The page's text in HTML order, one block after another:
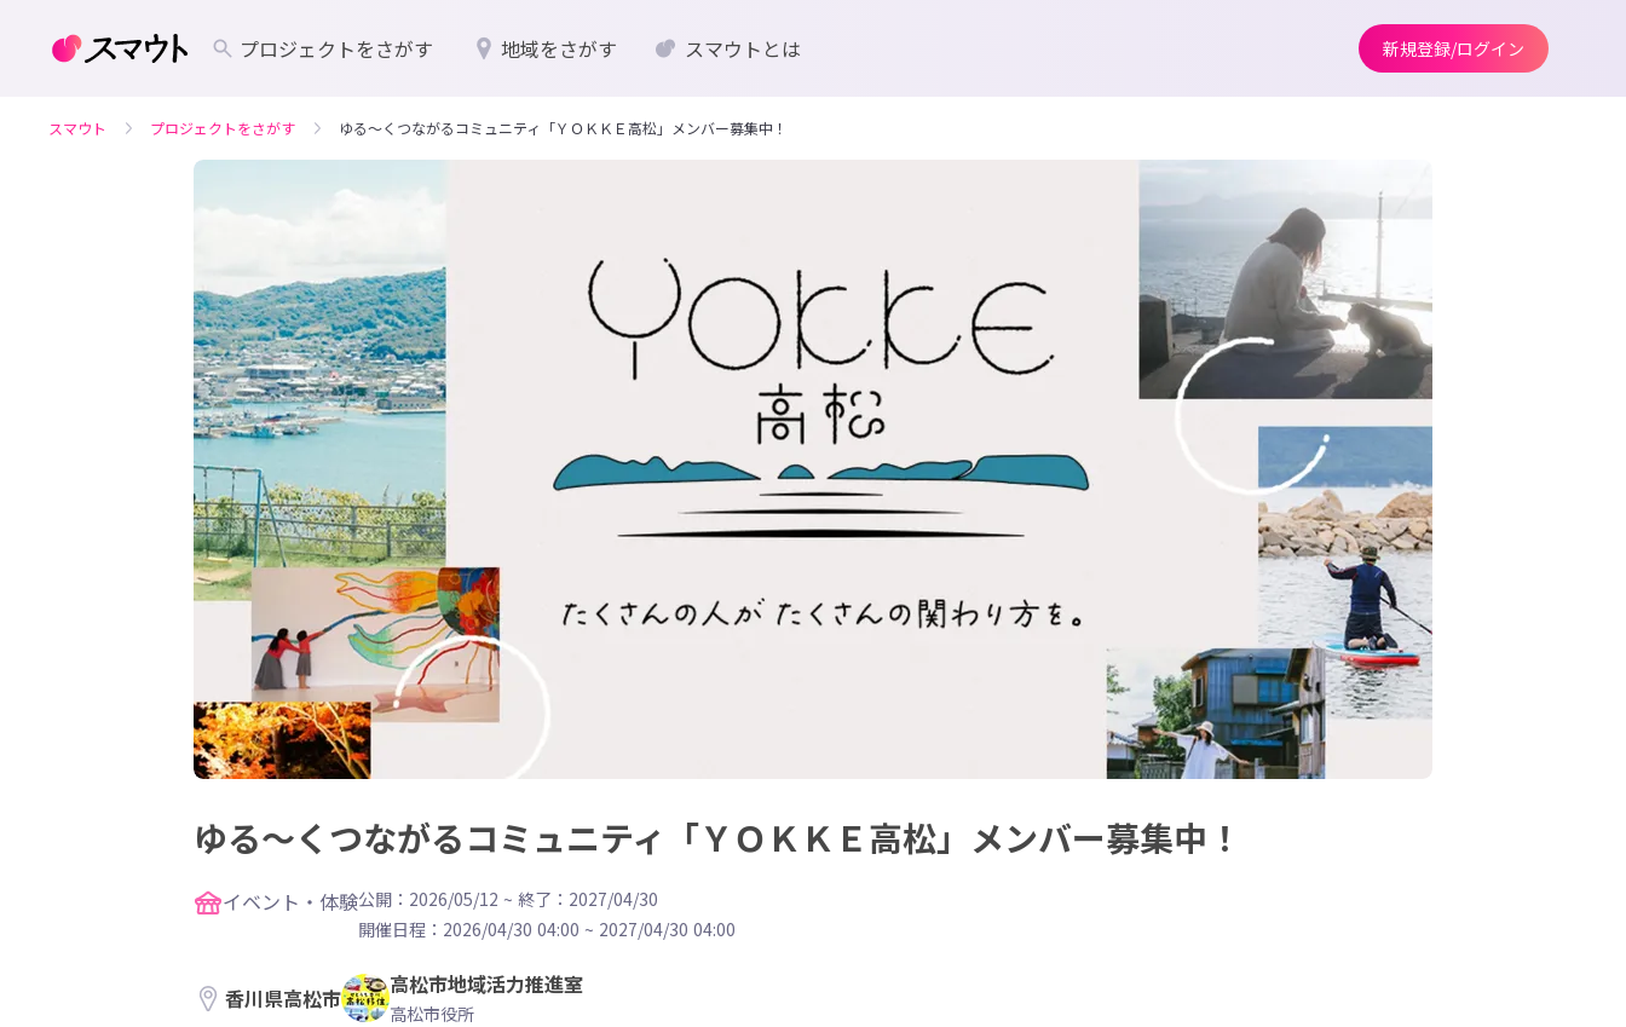
プロジェクトをさがす 地域をさがす スマウトとは 新規登録/ログイン
スマウト プロジェクトをさがす ゆる～くつながるコミュニティ「ＹＯＫＫＥ高松」メンバー募集中！
ゆる～くつながるコミュニティ「ＹＯＫＫＥ高松」メンバー募集中！
イベント・体験公開：2026/05/12 ~ 終了：2027/04/30
開催日程： 2026/04/30 04:00 ~ 2027/04/30 04:00
香川県高松市 高松市地域活力推進室
高松市役所